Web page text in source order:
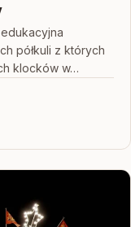
półkuli z których
klocków w…